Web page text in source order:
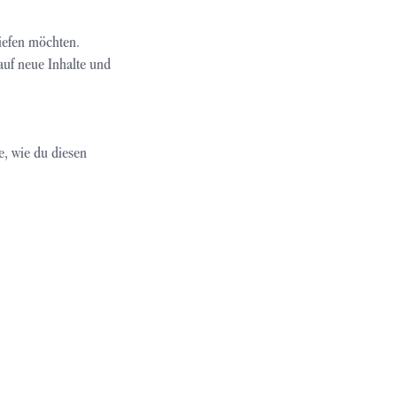
möchten.
neue Inhalte und
wie du diesen